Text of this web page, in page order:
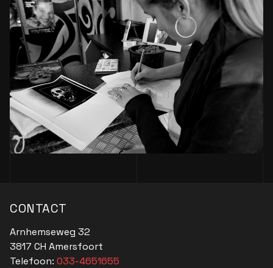
CONTACT
Arnhemseweg 32
3817 CH Amersfoort
Telefoon: 033-4651655